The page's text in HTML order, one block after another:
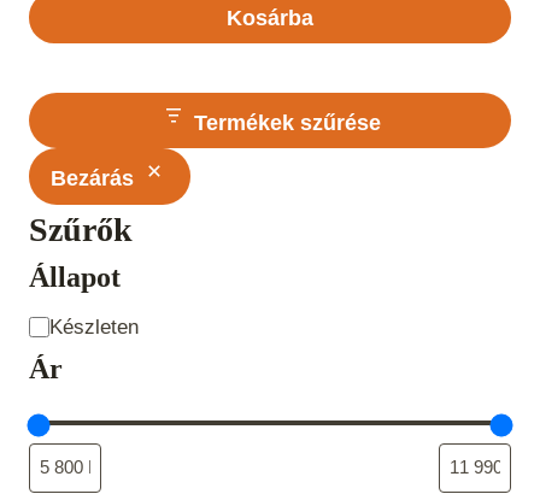
Kosárba
Termékek szűrése
Bezárás
Szűrők
Állapot
Állapot
Készleten
Ár